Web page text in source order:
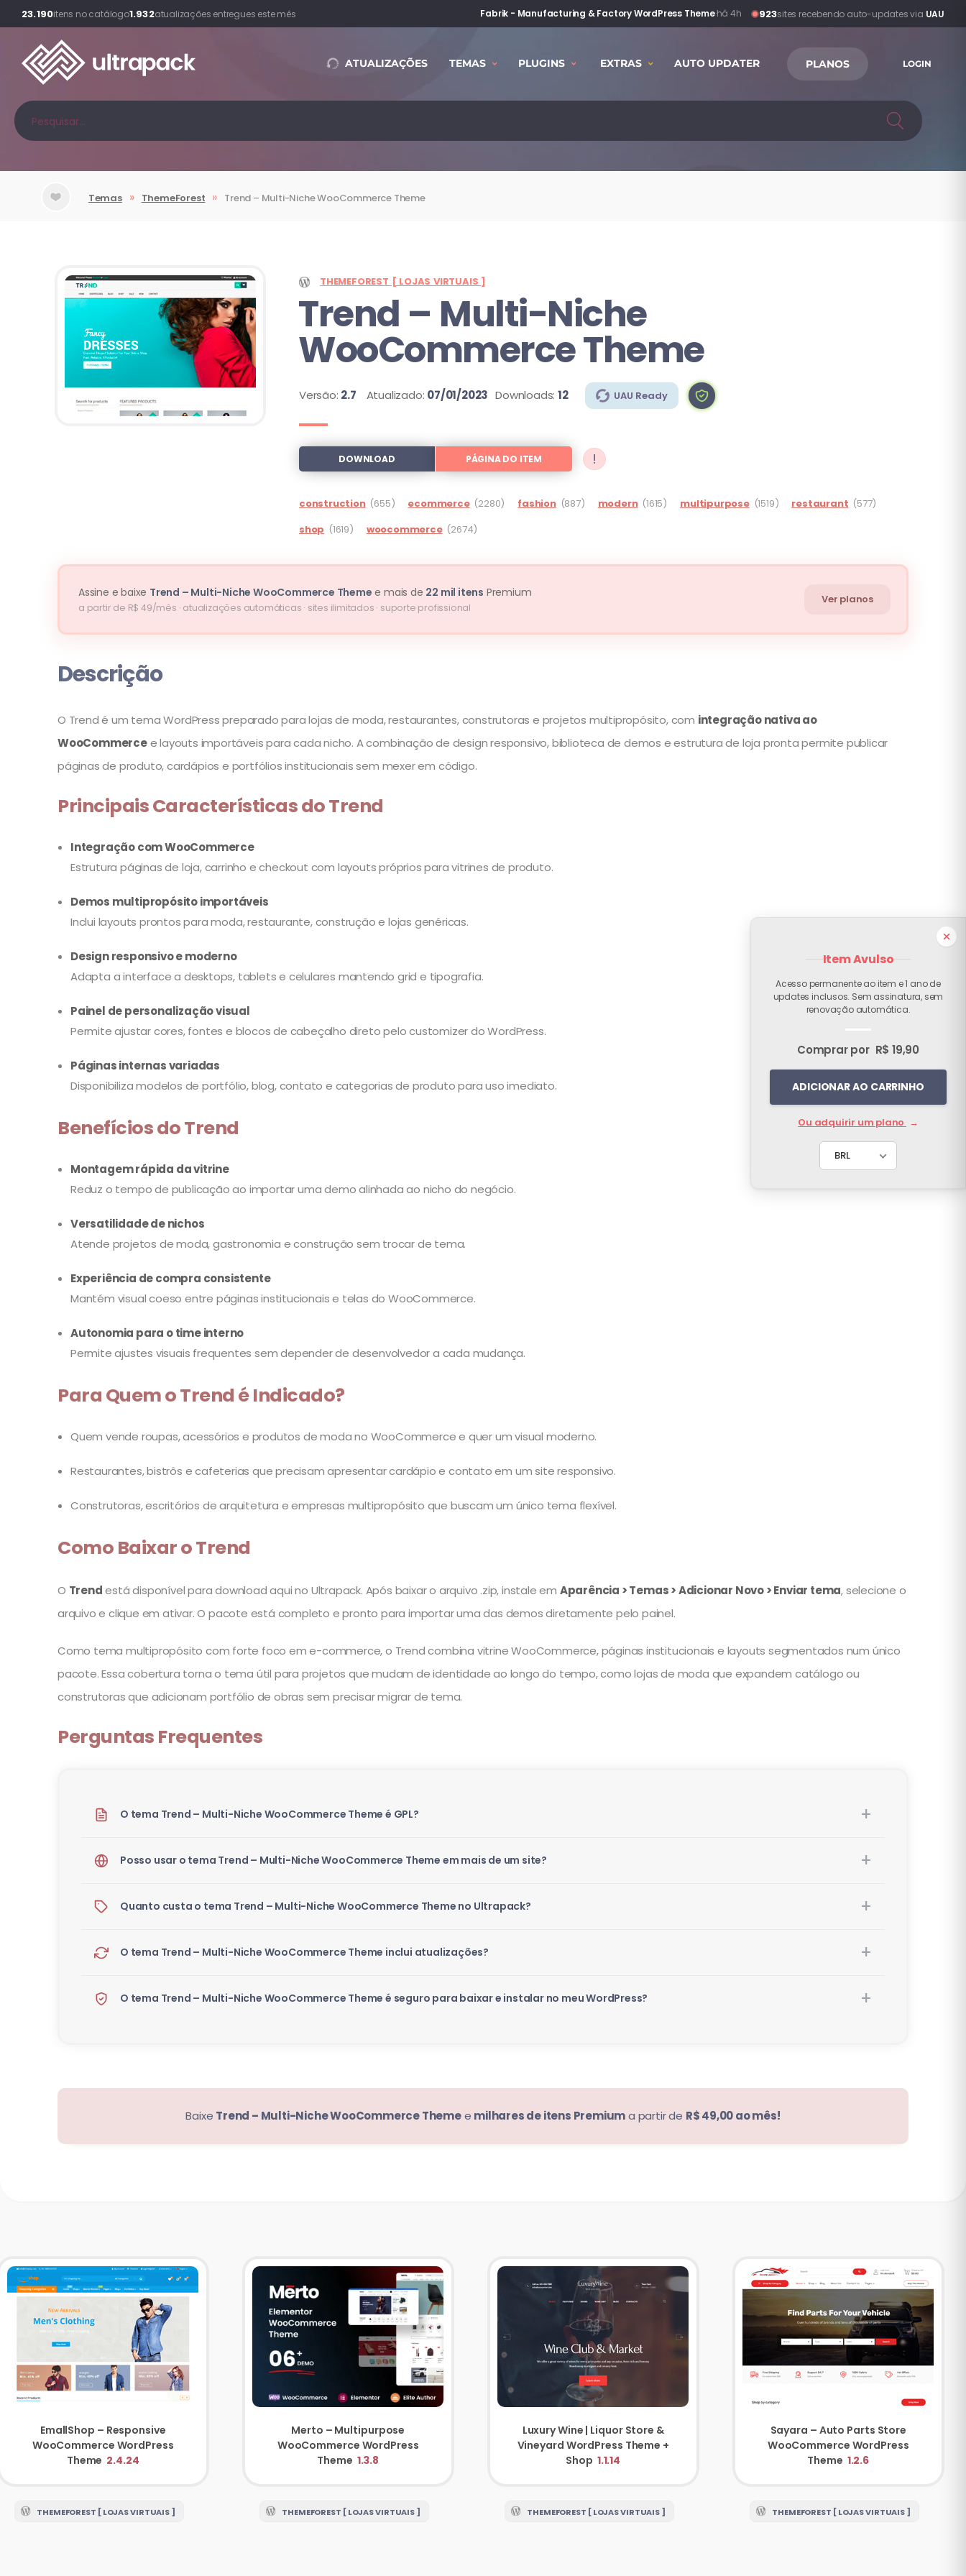
23.190itens no catálogo1.932atualizações entregues este mês 923sites recebendo auto-updates via UAU
Fabrik - Manufacturing & Factory WordPress Theme·há 4h
ATUALIZAÇÕES TEMAS PLUGINS EXTRAS AUTO UPDATER PLANOS LOGIN
Temas » ThemeForest » Trend – Multi-Niche WooCommerce Theme
THEMEFOREST [ LOJAS VIRTUAIS ]
Trend – Multi-Niche
WooCommerce Theme
Versão: 2.7 Atualizado: 07/01/2023 Downloads:12 UAU Ready
DOWNLOAD PÁGINA DO ITEM !
construction (655) ecommerce (2280) fashion (887) modern (1615) multipurpose (1519) restaurant (577)
shop (1619) woocommerce (2674)
Assine e baixe Trend – Multi-Niche WooCommerce Theme e mais de 22 mil itens Premium
a partir de R$ 49/mês · atualizações automáticas · sites ilimitados · suporte profissional
Ver planos
Descrição
O Trend é um tema WordPress preparado para lojas de moda, restaurantes, construtoras e projetos multipropósito, com integração nativa ao
WooCommercee layouts importáveis para cada nicho. A combinação de design responsivo, biblioteca de demos e estrutura de loja pronta permite publicar
páginas de produto, cardápios e portfólios institucionais sem mexer em código.
Principais Características do Trend
Integração com WooCommerce
Estrutura páginas de loja, carrinho e checkout com layouts próprios para vitrines de produto.
Demos multipropósito importáveis
Inclui layouts prontos para moda, restaurante, construção e lojas genéricas.
Design responsivo e moderno
Adapta a interface a desktops, tablets e celulares mantendo grid e tipografia.
Painel de personalização visual
Permite ajustar cores, fontes e blocos de cabeçalho direto pelo customizer do WordPress.
Páginas internas variadas
Disponibiliza modelos de portfólio, blog, contato e categorias de produto para uso imediato.
Benefícios do Trend
Montagem rápida da vitrine
Reduz o tempo de publicação ao importar uma demo alinhada ao nicho do negócio.
Versatilidade de nichos
Atende projetos de moda, gastronomia e construção sem trocar de tema.
Experiência de compra consistente
Mantém visual coeso entre páginas institucionais e telas do WooCommerce.
Autonomia para o time interno
Permite ajustes visuais frequentes sem depender de desenvolvedor a cada mudança.
Para Quem o Trend é Indicado?
Quem vende roupas, acessórios e produtos de moda no WooCommerce e quer um visual moderno.
Restaurantes, bistrôs e cafeterias que precisam apresentar cardápio e contato em um site responsivo.
Construtoras, escritórios de arquitetura e empresas multipropósito que buscam um único tema flexível.
Como Baixar o Trend
O Trendestá disponível para download aqui no Ultrapack. Após baixar o arquivo .zip, instale em Aparência > Temas > Adicionar Novo > Enviar tema, selecione o
arquivo e clique em ativar. O pacote está completo e pronto para importar uma das demos diretamente pelo painel.
Como tema multipropósito com forte foco em e-commerce, o Trend combina vitrine WooCommerce, páginas institucionais e layouts segmentados num único
pacote. Essa cobertura torna o tema útil para projetos que mudam de identidade ao longo do tempo, como lojas de moda que expandem catálogo ou
construtoras que adicionam portfólio de obras sem precisar migrar de tema.
Perguntas Frequentes
O tema Trend – Multi-Niche WooCommerce Theme é GPL?
Posso usar o tema Trend – Multi-Niche WooCommerce Theme em mais de um site?
Quanto custa o tema Trend – Multi-Niche WooCommerce Theme no Ultrapack?
O tema Trend – Multi-Niche WooCommerce Theme inclui atualizações?
O tema Trend – Multi-Niche WooCommerce Theme é seguro para baixar e instalar no meu WordPress?
Baixe Trend – Multi-Niche WooCommerce Themee milhares de itens Premiuma partir de R$ 49,00 ao mês!
EmallShop – Responsive
WooCommerce WordPress
Theme 2.4.24
THEMEFOREST [ LOJAS VIRTUAIS ]
Merto – Multipurpose
WooCommerce WordPress
Theme 1.3.8
THEMEFOREST [ LOJAS VIRTUAIS ]
Luxury Wine | Liquor Store &
Vineyard WordPress Theme +
Shop 1.1.14
THEMEFOREST [ LOJAS VIRTUAIS ]
Sayara – Auto Parts Store
WooCommerce WordPress
Theme 1.2.6
THEMEFOREST [ LOJAS VIRTUAIS ]
Item Avulso
Acesso permanente ao item e 1 ano de
updates inclusos. Sem assinatura, sem
renovação automática.
Comprar por R$ 19,90
ADICIONAR AO CARRINHO
Ou adquirir um plano →